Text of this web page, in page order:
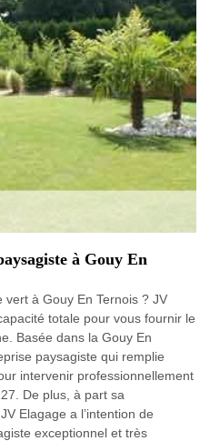
à Gouy En
vert à Gouy En Ternois ? JV
totale pour vous fournir le
Basée dans la Gouy En
paysagiste qui remplie
intervenir professionnellement
De plus, à part sa
Elagage a l’intention de
exceptionnel et très